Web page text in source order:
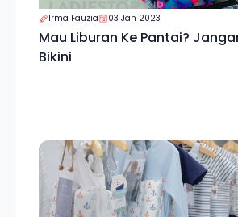
Irma Fauzia 03 Jan 2023
Mau Liburan Ke Pantai?
Bikini